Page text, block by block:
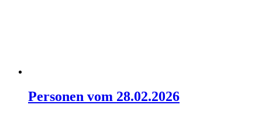
Personen vom 28.02.2026